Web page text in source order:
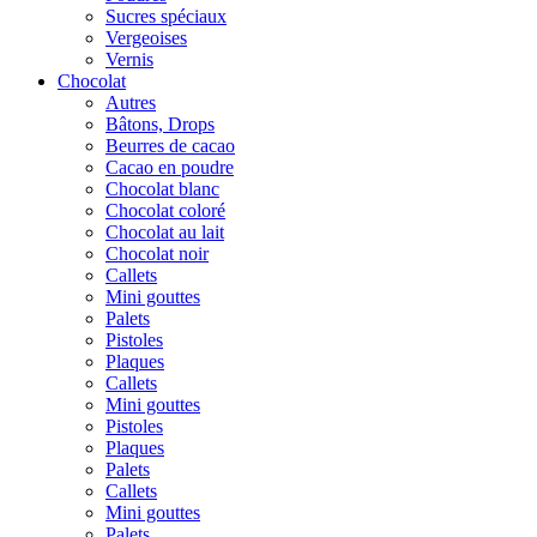
Sucres spéciaux
Vergeoises
Vernis
Chocolat
Autres
Bâtons, Drops
Beurres de cacao
Cacao en poudre
Chocolat blanc
Chocolat coloré
Chocolat au lait
Chocolat noir
Callets
Mini gouttes
Palets
Pistoles
Plaques
Callets
Mini gouttes
Pistoles
Plaques
Palets
Callets
Mini gouttes